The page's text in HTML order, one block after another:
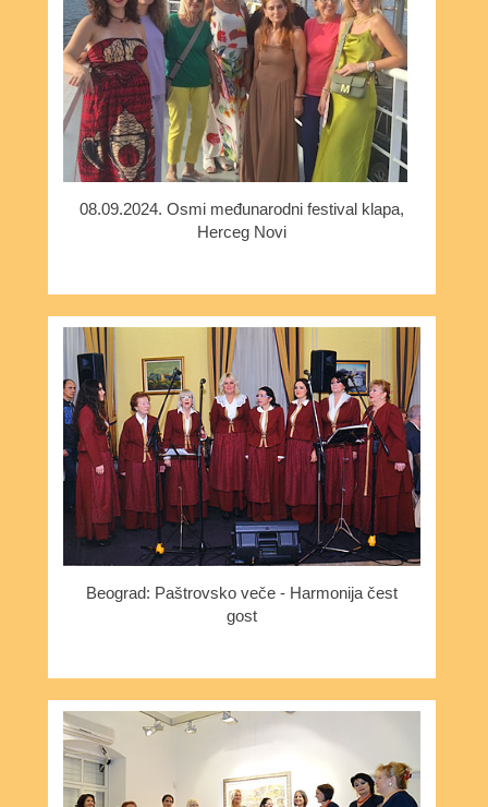
08.09.2024. Osmi međunarodni festival klapa,
Herceg Novi
Beograd: Paštrovsko veče - Harmonija čest
gost